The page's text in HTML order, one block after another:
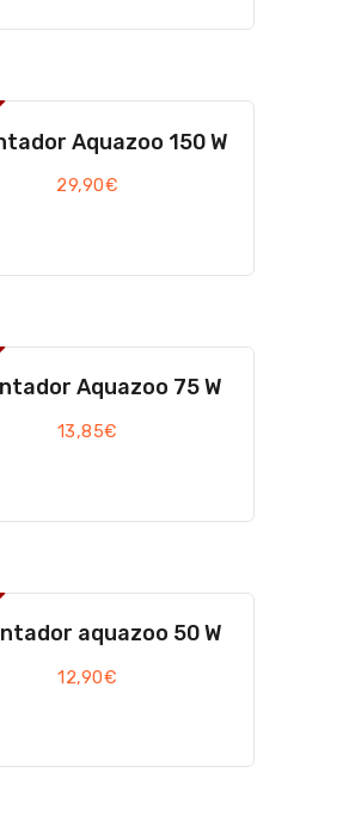
Aquazoo 150 W
29,90€
Aquazoo 75 W
13,85€
aquazoo 50 W
12,90€